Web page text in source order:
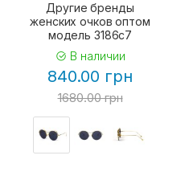
Другие бренды
женских очков оптом
модель 3186c7
В наличии
840.00 грн
1680.00 грн